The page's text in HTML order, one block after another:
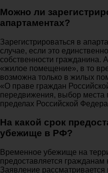
Можно ли
апартаментах?
Зарегистрироваться в
случае, если это
собственности гражданина.
«жилое помещение», в то
возможна только в жилых
«О праве граждан
передвижения, выбор места
пределах Российской
На какой срок
убежище в РФ?
Временное убежище на
предоставляется гражданам
Заявление